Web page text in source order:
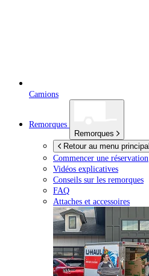
Camions
Remorques
Remorques
Retour au menu principal
Commencer une réservation
Vidéos explicatives
Conseils sur les remorques
FAQ
Attaches et accessoires